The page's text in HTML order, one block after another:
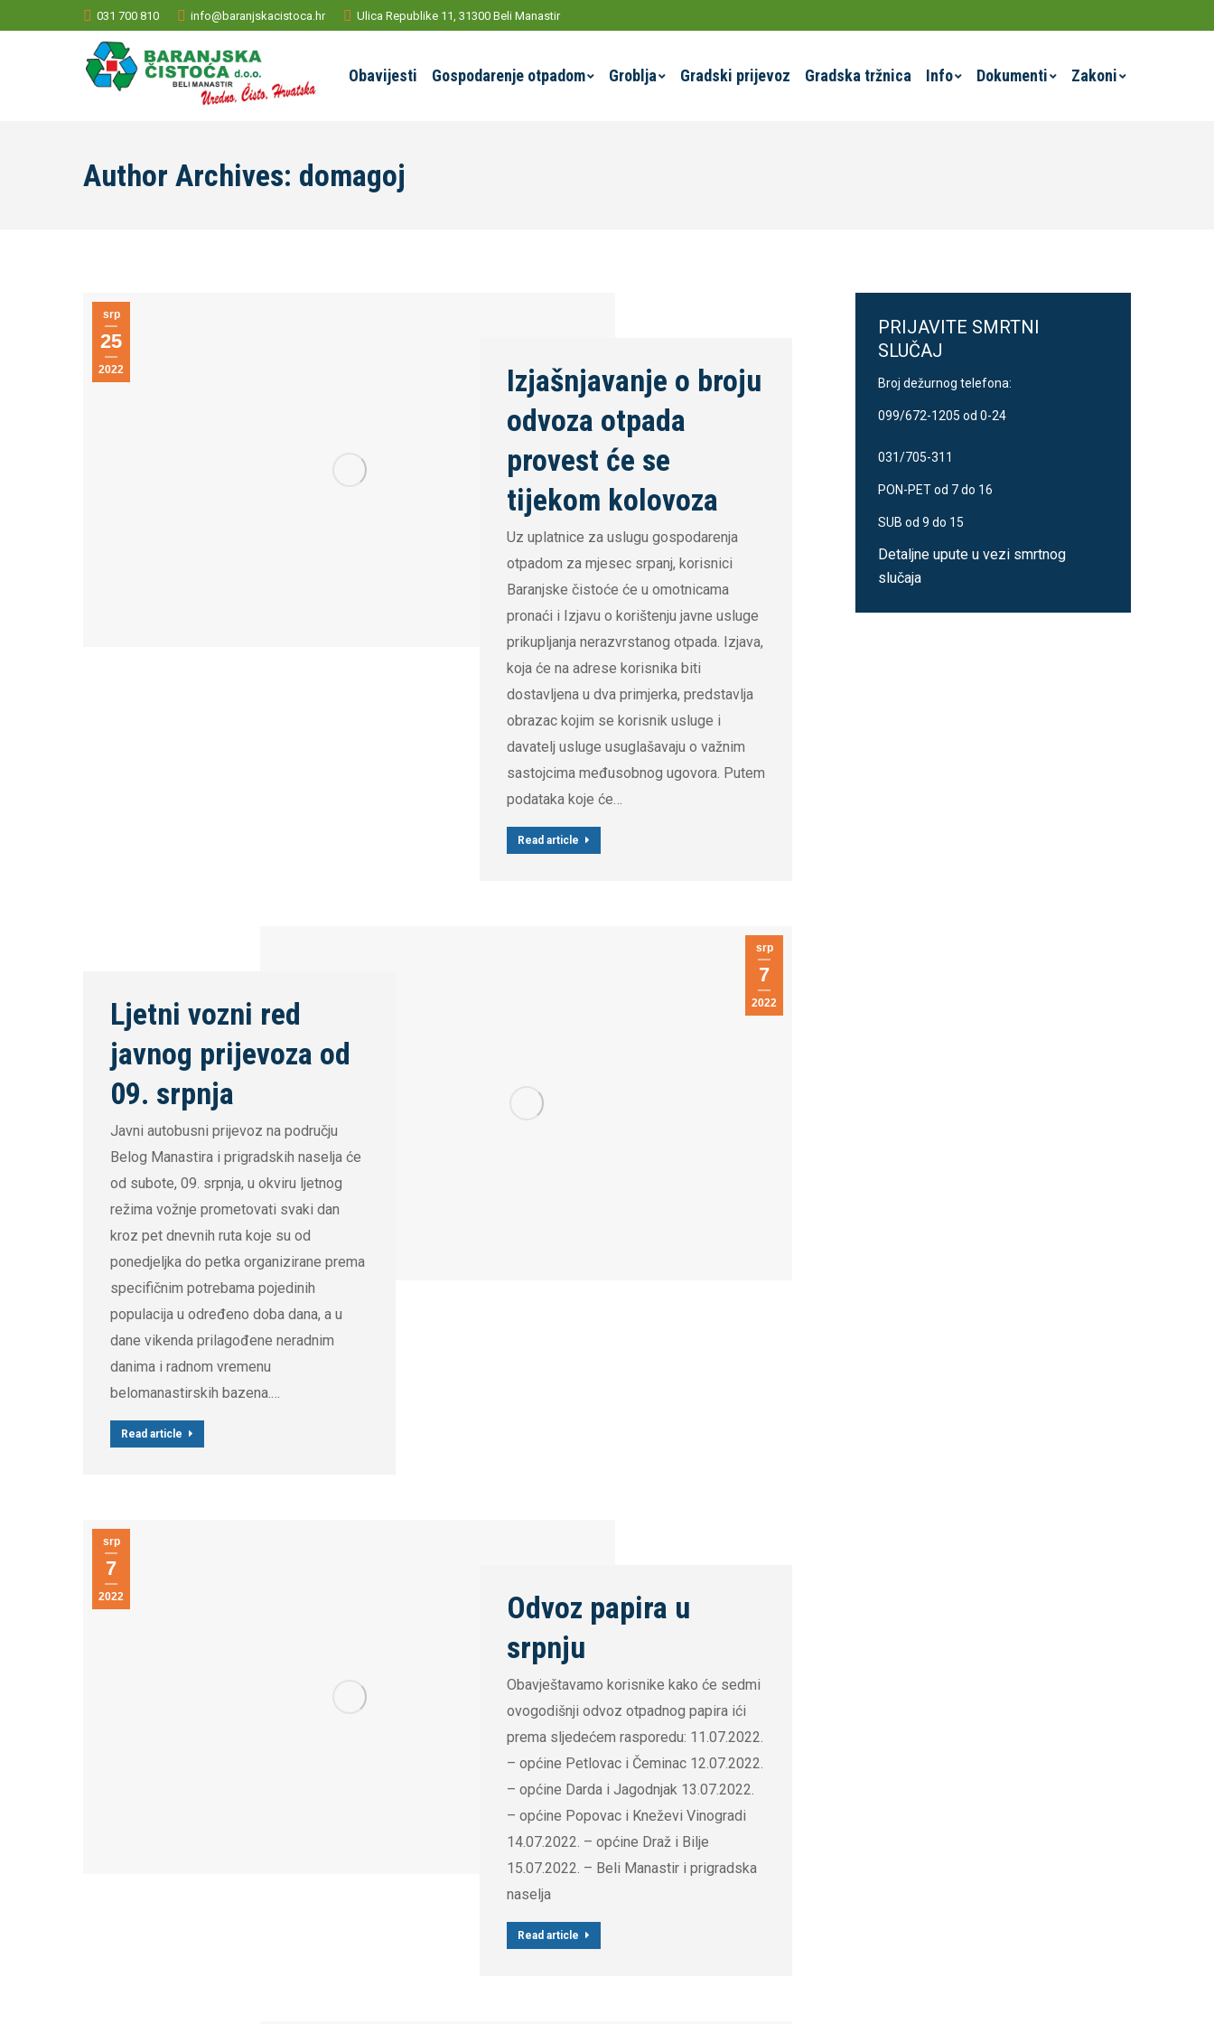
031 700 810 info@baranjskacistoca.hr Ulica Republike 11, 31300 Beli Manastir
Obavijesti Gospodarenje otpadom Groblja Gradski prijevoz Gradska tržnica Info Dokumenti Zakoni
Author Archives: domagoj
srp
25
2022
Izjašnjavanje o broju
odvoza otpada
provest će se
tijekom kolovoza
Uz uplatnice za uslugu gospodarenja
otpadom za mjesec srpanj, korisnici
Baranjske čistoće će u omotnicama
pronaći i Izjavu o korištenju javne usluge
prikupljanja nerazvrstanog otpada. Izjava,
koja će na adrese korisnika biti
dostavljena u dva primjerka, predstavlja
obrazac kojim se korisnik usluge i
davatelj usluge usuglašavaju o važnim
sastojcima međusobnog ugovora. Putem
podataka koje će…
Read article
srp
7
2022
Ljetni vozni red
javnog prijevoza od
09. srpnja
Javni autobusni prijevoz na području
Belog Manastira i prigradskih naselja će
od subote, 09. srpnja, u okviru ljetnog
režima vožnje prometovati svaki dan
kroz pet dnevnih ruta koje su od
ponedjeljka do petka organizirane prema
specifičnim potrebama pojedinih
populacija u određeno doba dana, a u
dane vikenda prilagođene neradnim
danima i radnom vremenu
belomanastirskih bazena.…
Read article
srp
7
2022
Odvoz papira u
srpnju
Obavještavamo korisnike kako će sedmi
ovogodišnji odvoz otpadnog papira ići
prema sljedećem rasporedu: 11.07.2022.
– općine Petlovac i Čeminac 12.07.2022.
– općine Darda i Jagodnjak 13.07.2022.
– općine Popovac i Kneževi Vinogradi
14.07.2022. – općine Draž i Bilje
15.07.2022. – Beli Manastir i prigradska
naselja
Read article
PRIJAVITE SMRTNI
SLUČAJ
Broj dežurnog telefona:
099/672-1205 od 0-24
031/705-311
PON-PET od 7 do 16
SUB od 9 do 15
Detaljne upute u vezi smrtnog
slučaja